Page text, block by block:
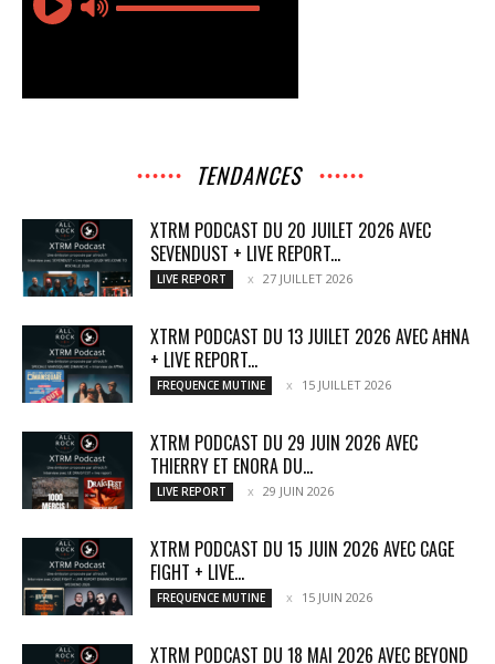
TENDANCES
XTRM PODCAST DU 20 JUILET 2026 AVEC
SEVENDUST + LIVE REPORT...
LIVE REPORT 27 JUILLET 2026
XTRM PODCAST DU 13 JUILET 2026 AVEC AĦNA
+ LIVE REPORT...
FREQUENCE MUTINE 15 JUILLET 2026
XTRM PODCAST DU 29 JUIN 2026 AVEC
THIERRY ET ENORA DU...
LIVE REPORT 29 JUIN 2026
XTRM PODCAST DU 15 JUIN 2026 AVEC CAGE
FIGHT + LIVE...
FREQUENCE MUTINE 15 JUIN 2026
XTRM PODCAST DU 18 MAI 2026 AVEC BEYOND